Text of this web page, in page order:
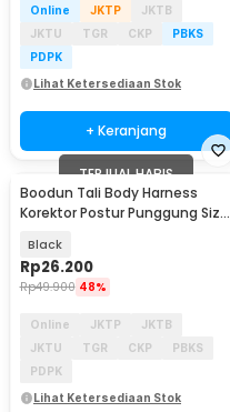
Online JKTP
JKTB
JKTU
TGR CKP
PBKS
PDPK
Lihat Ketersediaan Stok
+ Keranjang
TERJUAL HABIS
Boodun Tali Body Harness
Korektor Postur Punggung Size
Black
Rp26.200
Rp49.900 48%
Online JKTP
JKTB
JKTU
TGR CKP
PBKS
PDPK
Lihat Ketersediaan Stok